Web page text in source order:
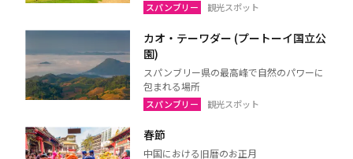
スパンブリー 観光スポット
カオ・テーワダー (プートーイ国立公
園)
スパンブリー県の最高峰で自然のパワーに
包まれる場所
スパンブリー 観光スポット
春節
中国における旧暦のお正月